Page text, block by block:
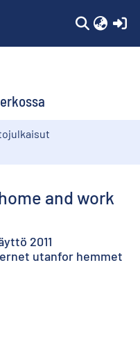
and work
2011
utanfor hemmet